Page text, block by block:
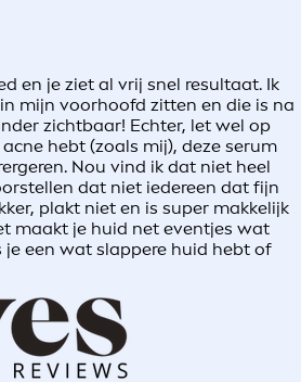
en je ziet al vrij snel resultaat. Ik
mijn voorhoofd zitten en die is na
zichtbaar! Echter, let wel op
hebt (zoals mij), deze serum
Nou vind ik dat niet heel
dat niet iedereen dat fijn
plakt niet en is super makkelijk
maakt je huid net eventjes wat
je een wat slappere huid hebt of